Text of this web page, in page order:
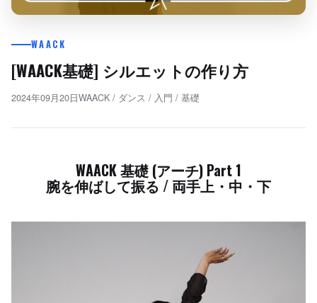
WAACK
[WAACK基礎] シルエットの作り方
2024年09月20日WAACK / ダンス / 入門 / 基礎
WAACK 基礎 (アーチ) Part 1
腕を伸ばして振る / 両手上・中・下